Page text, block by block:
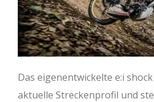
Das eigenentwickelte e:i
aktuelle Streckenprofil und